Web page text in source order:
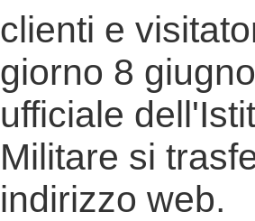
clienti e
giorno 8
ufficiale
Militare si
indirizzo web.